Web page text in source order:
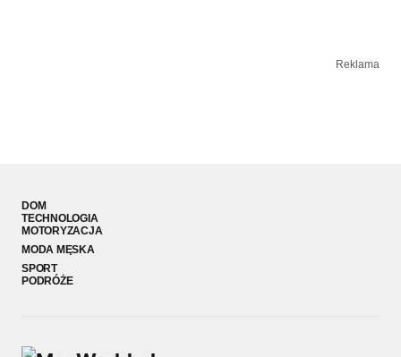
Reklama
DOM
TECHNOLOGIA
MOTORYZACJA
MODA MĘSKA
SPORT
PODRÓŻE